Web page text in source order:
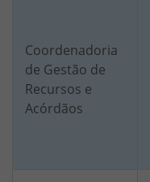
Coordenadoria
de Gestão de
Recursos e
Acórdãos